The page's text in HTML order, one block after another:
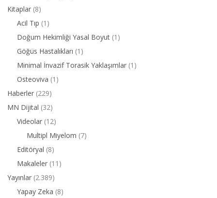
Kitaplar (8)
Acil Tıp (1)
Doğum Hekimliği Yasal Boyut (1)
Göğüs Hastalıkları (1)
Minimal İnvazif Torasik Yaklaşımlar (1)
Osteoviva (1)
Haberler (229)
MN Dijital (32)
Videolar (12)
Multipl Miyelom (7)
Editöryal (8)
Makaleler (11)
Yayınlar (2.389)
Yapay Zeka (8)